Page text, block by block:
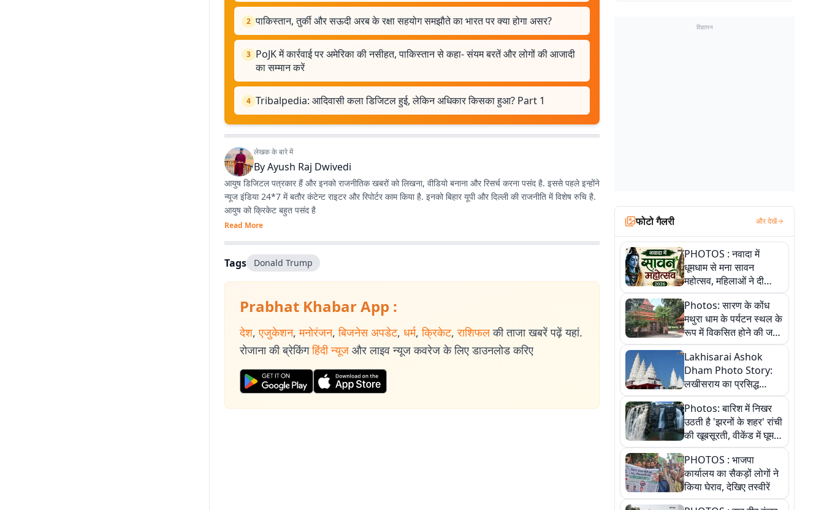
2 पाकिस्तान, तुर्की और सऊदी अरब के रक्षा सहयोग समझौते का भारत पर क्या होगा असर?
3 PoJK में कार्रवाई पर अमेरिका की नसीहत, पाकिस्तान से कहा- संयम बरतें और लोगों की आजादी
का सम्मान करें
4 Tribalpedia: आदिवासी कला डिजिटल हुई, लेकिन अधिकार किसका हुआ? Part 1
लेखक के बारे में
ByAyush Raj Dwivedi
आयुष डिजिटल पत्रकार हैं और इनको राजनीतिक खबरों को लिखना, वीडियो बनाना और रिसर्च करना पसंद है. इससे पहले इन्होंने
न्यूज इंडिया 24*7 में बतौर कंटेन्ट राइटर और रिपोर्टर काम किया है. इनको बिहार यूपी और दिल्ली की राजनीति में विशेष रुचि है.
आयुष को क्रिकेट बहुत पसंद है
Read More
Tags Donald Trump
Prabhat Khabar App :
देश, एजुकेशन, मनोरंजन, बिजनेस अपडेट, धर्म, क्रिकेट, राशिफल की ताजा खबरें पढ़ें यहां.
रोजाना की ब्रेकिंग हिंदी न्यूज और लाइव न्यूज कवरेज के लिए डाउनलोड करिए
विज्ञापन
फोटो गैलरी और देखें
PHOTOS : नवादा में
धूमधाम से मना सावन
महोत्सव, महिलाओं ने दी
सांस्कृतिक प्रस्तुतियां
Photos: सारण के कोंध
मथुरा धाम के पर्यटन स्थल के
रूप में विकसित होने की जगी
आस, 9 तस्वीरों में देखें पूरी
कहानी
Lakhisarai Ashok
Dham Photo Story:
लखीसराय का प्रसिद्ध
अशोक धाम—आस्था,
श्रृंगार, अनुष्ठान और
अलौकिक संध्या आरती के
विहंगम दृश्य
Photos: बारिश में निखर
उठती है 'झरनों के शहर' रांची
की खूबसूरती, वीकेंड में घूम
आएं ये 5 वादियां
PHOTOS : भाजपा
कार्यालय का सैकड़ों लोगों ने
किया घेराव, देखिए तस्वीरें